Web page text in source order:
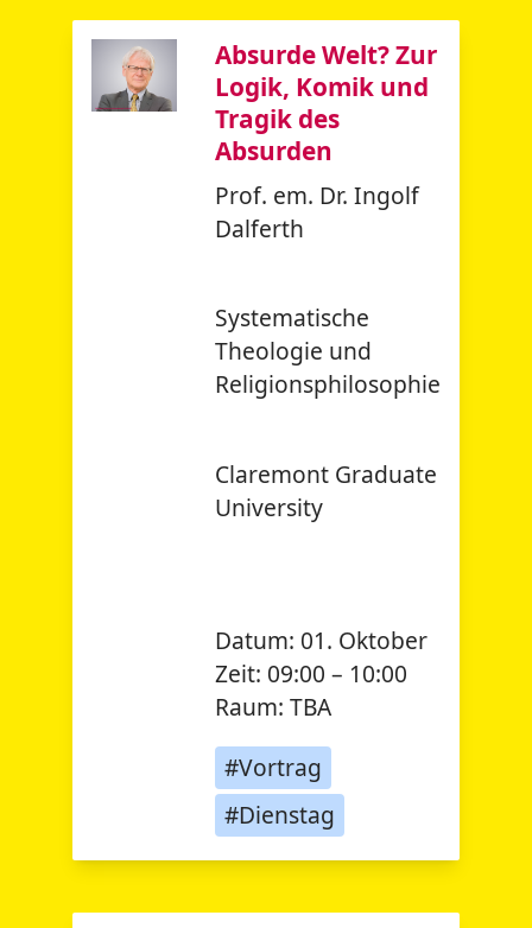
Absurde Welt? Zur
Logik, Komik und
Tragik des
Absurden
Prof. em. Dr. Ingolf
Dalferth
Systematische
Theologie und
Religionsphilosophie
Claremont Graduate
University
Datum: 01. Oktober
Zeit: 09:00 – 10:00
Raum: TBA
#Vortrag
#Dienstag